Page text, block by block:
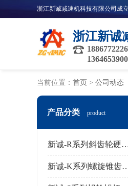
浙江新诚
当前位置： 首页 > 公司动态
产品分类 product
新诚-R系列斜齿轮硬
新诚-K系列螺旋